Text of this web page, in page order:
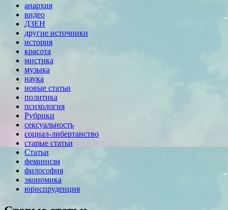
анархия
видео
ДЗЕН
другие источники
история
красота
мистика
музыка
наука
новые статьи
политика
психология
Рубрики
сексуальность
социал-либертанство
старые статьи
Статьи
феминизм
философия
экономика
юриспруденция